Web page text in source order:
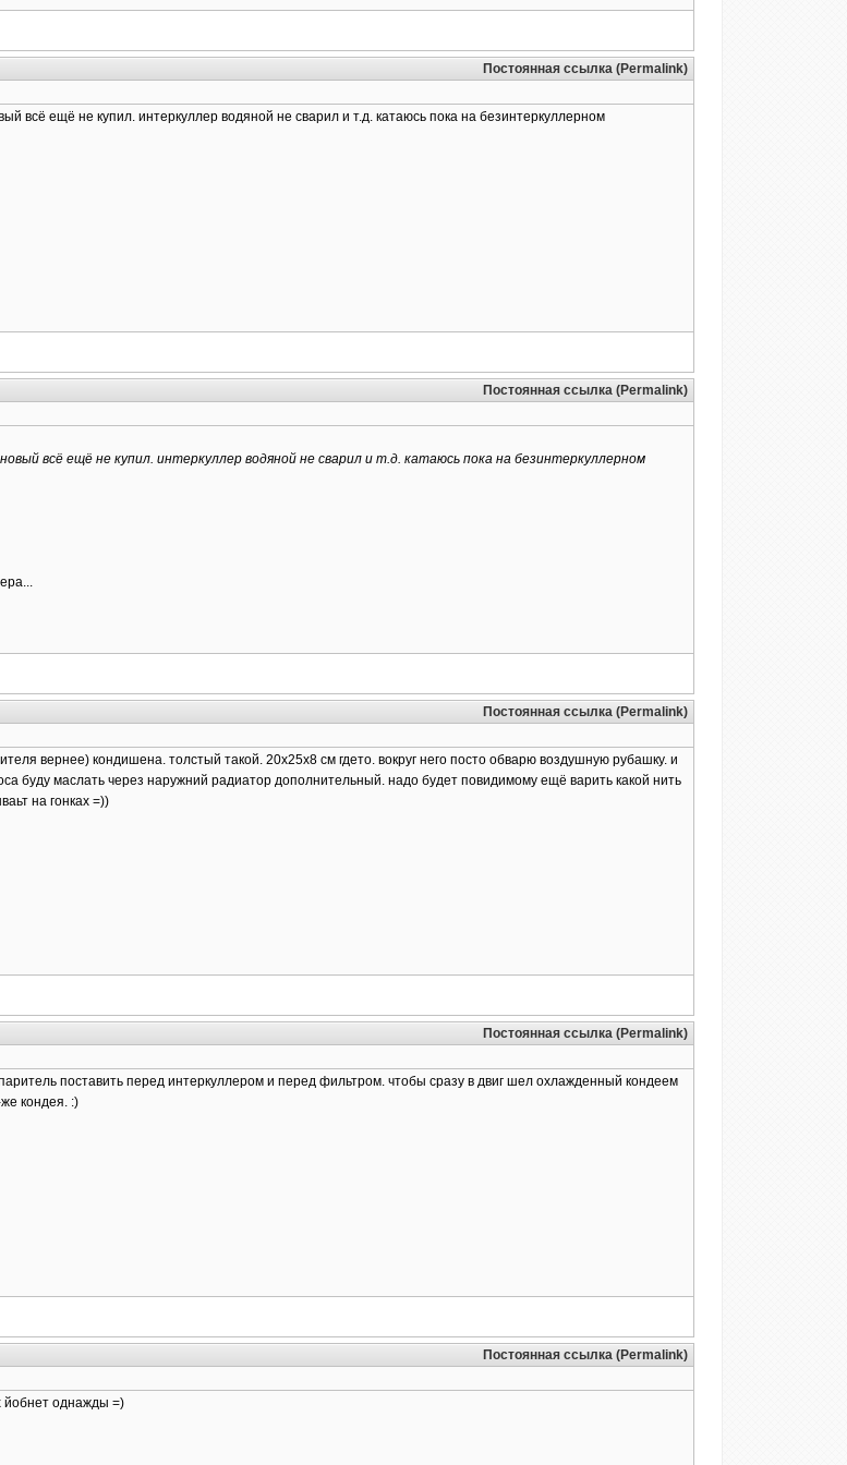
Постоянная ссылка (Permalink)
всё ещё не купил. интеркуллер водяной не сварил и т.д. катаюсь пока на безинтеркуллерном
Постоянная ссылка (Permalink)
всё ещё не купил. интеркуллер водяной не сварил и т.д. катаюсь пока на безинтеркуллерном
Постоянная ссылка (Permalink)
вернее) кондишена. толстый такой. 20х25х8 см гдето. вокруг него посто обварю воздушную рубашку. и
буду маслать через наружний радиатор дополнительный. надо будет повидимому ещё варить какой нить
на гонках =))
Постоянная ссылка (Permalink)
поставить перед интеркуллером и перед фильтром. чтобы сразу в двиг шел охлажденный кондеем
кондея. :)
Постоянная ссылка (Permalink)
йобнет однажды =)